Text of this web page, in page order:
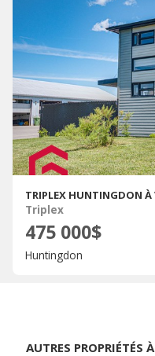
TRIPLEX HUNTINGDON À
Triplex
475 000$
Huntingdon
AUTRES PROPRIÉTÉS